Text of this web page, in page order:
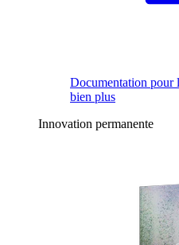
Documentation pour
bien plus
Innovation permanente